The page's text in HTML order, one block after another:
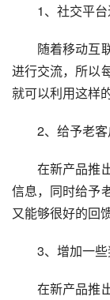
1、社交平台
随着移动互联
进行交流，所以
就可以利用这样
2、给予老客
在新产品推出
信息，同时给予
又能够很好的回
3、增加一些
在新产品推出